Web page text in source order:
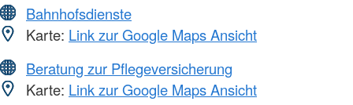
Bahnhofsdienste
Karte: Link zur Google Maps Ansicht
Beratung zur Pflegeversicherung
Karte: Link zur Google Maps Ansicht